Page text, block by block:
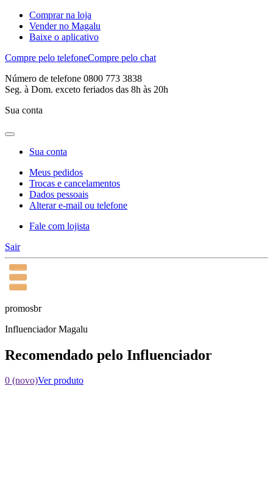
Comprar na loja
Vender no Magalu
Baixe o aplicativo
Compre pelo telefoneCompre pelo chat
Número de telefone 0800 773 3838
Seg. à Dom. exceto feriados das 8h às 20h
Sua conta
Sua conta
Meus pedidos
Trocas e cancelamentos
Dados pessoais
Alterar e-mail ou telefone
Fale com lojista
Sair
promosbr
Influenciador Magalu
Recomendado pelo Influenciador
0 (novo)Ver produto